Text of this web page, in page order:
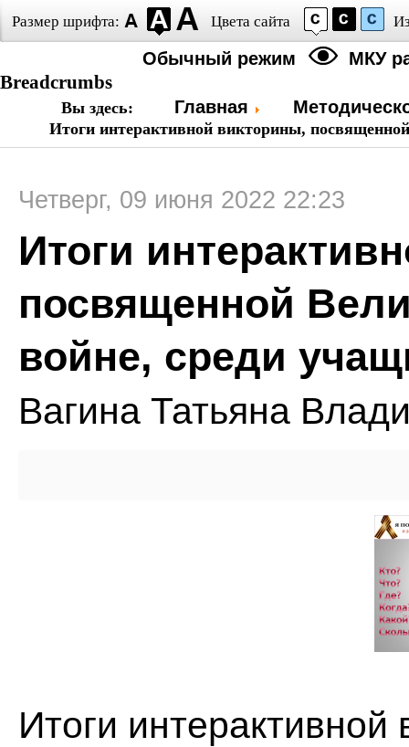
Размер шрифта: Цвета сайта
Обычный режим МКУ
Breadcrumbs
Вы здесь: Главная
Итоги интерактивной викторины,
Четверг, 09 июня 2022 22:23
Итоги
посвященной
войне, среди
Вагина Татьяна
Итоги